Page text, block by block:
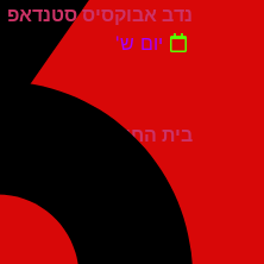
בית החייל תל אביב
נדב אבוקסיס סטנדאפ
יום ש'